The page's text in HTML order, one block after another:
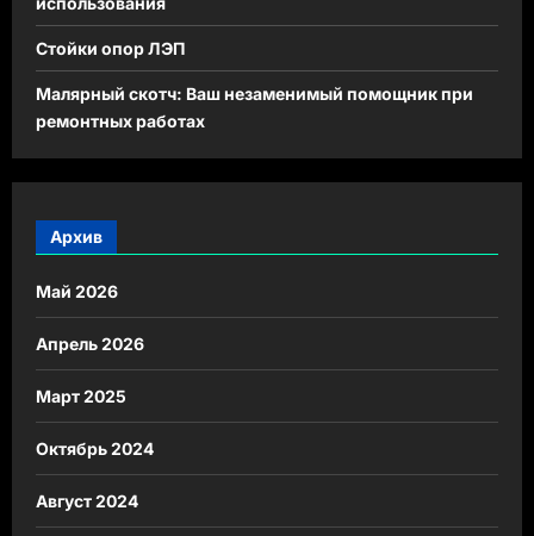
Стойки опор ЛЭП
Малярный скотч: Ваш незаменимый помощник при
ремонтных работах
Архив
Май 2026
Апрель 2026
Март 2025
Октябрь 2024
Август 2024